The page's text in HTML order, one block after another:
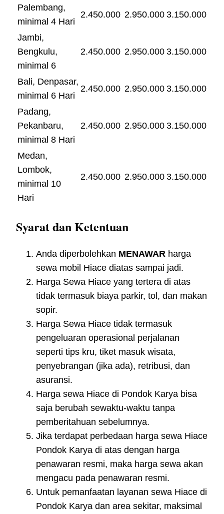
Palembang,
minimal 4 Hari
2.450.000 2.950.000 3.150.000
Jambi,
Bengkulu,
minimal 6
2.450.000 2.950.000 3.150.000
Bali, Denpasar,
minimal 6 Hari
2.450.000 2.950.000 3.150.000
Padang,
Pekanbaru,
minimal 8 Hari
2.450.000 2.950.000 3.150.000
Medan,
Lombok,
minimal 10
Hari
2.450.000 2.950.000 3.150.000
Syarat dan Ketentuan
Anda diperbolehkan MENAWAR harga
sewa mobil Hiace diatas sampai jadi.
Harga Sewa Hiace yang tertera di atas
tidak termasuk biaya parkir, tol, dan makan
sopir.
Harga Sewa Hiace tidak termasuk
pengeluaran operasional perjalanan
seperti tips kru, tiket masuk wisata,
penyebrangan (jika ada), retribusi, dan
asuransi.
Harga sewa Hiace di Pondok Karya bisa
saja berubah sewaktu-waktu tanpa
pemberitahuan sebelumnya.
Jika terdapat perbedaan harga sewa Hiace
Pondok Karya di atas dengan harga
penawaran resmi, maka harga sewa akan
mengacu pada penawaran resmi.
Untuk pemanfaatan layanan sewa Hiace di
Pondok Karya dan area sekitar, maksimal